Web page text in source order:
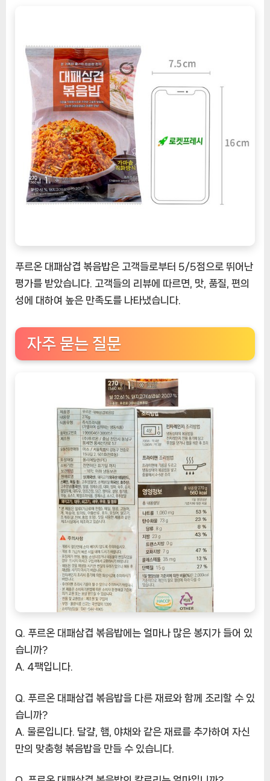
푸르온 대패삼겹 볶음밥은 고객들로부터 5/5점으로 뛰어난
평가를 받았습니다. 고객들의 리뷰에 따르면, 맛, 품질, 편의
성에 대하여 높은 만족도를 나타냈습니다.
자주 묻는 질문
Q. 푸르온 대패삼겹 볶음밥에는 얼마나 많은 봉지가 들어 있
습니까?
A. 4팩입니다.
Q. 푸르온 대패삼겹 볶음밥을 다른 재료와 함께 조리할 수 있
습니까?
A. 물론입니다. 달걀, 햄, 야채와 같은 재료를 추가하여 자신
만의 맞춤형 볶음밥을 만들 수 있습니다.